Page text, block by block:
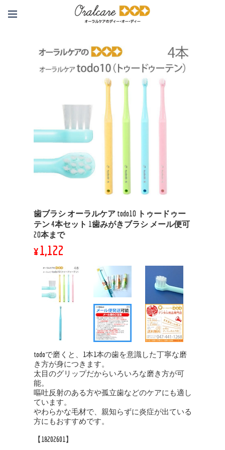
歯ブラシ オーラルケア todo10 トゥードゥー
テン 4本セット 1歯みがきブラシ メール便可
20本まで
¥1,122
todoで磨くと、1本1本の歯を意識した丁寧な磨
き方が身につきます。
太目のグリップだからいろいろな磨き方が可
能。
嘔吐反射のある方や孤立歯などのケアにも適し
ています。
やわらかな毛材で、親知らずに炎症が出ている
方にもおすすめです。
【18202601】